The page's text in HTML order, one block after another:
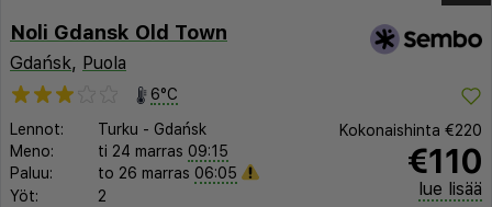
Noli Gdansk Old Town
Gdańsk, Puola
6°C
Lennot:
Turku - Gdańsk
Meno:
ti 24 marras 09:15
Paluu:
to 26 marras 06:05
Yöt:
2
Kokonaishinta €220
€110
lue lisää